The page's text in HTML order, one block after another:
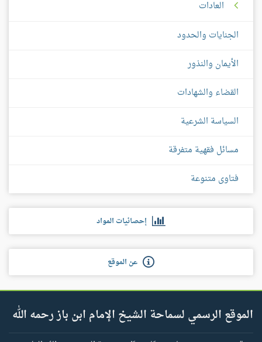
العادات
الجنايات والحدود
الأيمان والنذور
القضاء والشهادات
السياسة الشرعية
مسائل فقهية متفرقة
فتاوى متنوعة
إحصائيات المواد
عن الموقع
الموقع الرسمي لسماحة الشيخ الإمام ابن باز رحمه الله